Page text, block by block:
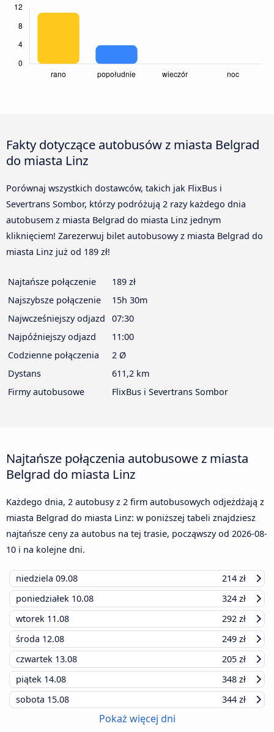
Fakty dotyczące autobusów z miasta Belgrad
do miasta Linz
Porównaj wszystkich dostawców, takich jak FlixBus i
Severtrans Sombor, którzy podróżują 2 razy każdego dnia
autobusem z miasta Belgrad do miasta Linz jednym
kliknięciem! Zarezerwuj bilet autobusowy z miasta Belgrad do
miasta Linz już od 189 zł!
Najtańsze połączenie
189 zł
Najszybsze połączenie
15h 30m
Najwcześniejszy odjazd
07:30
Najpóźniejszy odjazd
11:00
Codzienne połączenia
2 Ø
Dystans
611,2 km
Firmy autobusowe
FlixBus i Severtrans Sombor
Najtańsze połączenia autobusowe z miasta
Belgrad do miasta Linz
Każdego dnia, 2 autobusy z 2 firm autobusowych odjeżdżają z
miasta Belgrad do miasta Linz: w poniższej tabeli znajdziesz
najtańsze ceny za autobus na tej trasie, począwszy od 2026-08-
10 i na kolejne dni.
niedziela 09.08
214 zł
poniedziałek 10.08
324 zł
wtorek 11.08
292 zł
środa 12.08
249 zł
czwartek 13.08
205 zł
piątek 14.08
348 zł
sobota 15.08 344 zł
Pokaż więcej dni